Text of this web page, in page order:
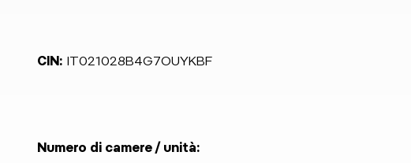
CIN: IT021028B4G7OUYKBF
Numero di camere / unità: